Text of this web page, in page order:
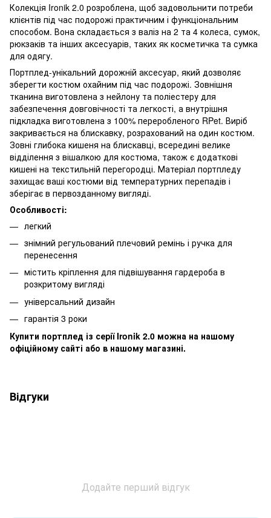
Колекція Ironik 2.0 розроблена, щоб задовольнити потреби
клієнтів під час подорожі практичним і функціональним
способом. Вона складається з валіз на 2 та 4 колеса, сумок,
рюкзаків та інших аксесуарів, таких як косметичка та сумка
для одягу.
Портплед-унікальний дорожній аксесуар, який дозволяє
зберегти костюм охайним під час подорожі. Зовнішня
тканина виготовлена ​​з нейлону та поліестеру для
забезпечення довговічності та легкості, а внутрішня
підкладка виготовлена ​​з 100% переробленого RPet. Виріб
закривається на блискавку, розрахований на один костюм.
Зовні глибока кишеня на блискавці, всередині велике
відділення з вішалкою для костюма, також є додаткові
кишені на текстильній перегородці. Матеріал портпледу
захищає ваші костюми від температурних перепадів і
зберігає в первозданному вигляді.
Особливості:
легкий
знімний регульований плечовий ремінь і ручка для
перенесення
містить кріплення для підвішування гардероба в
розкритому вигляді
універсальний дизайн
гарантія 3 роки
Купити портплед із серії Ironik 2.0 можна на нашому
офіційному сайті або в нашому магазині.
Відгуки
Додайте перший відгук